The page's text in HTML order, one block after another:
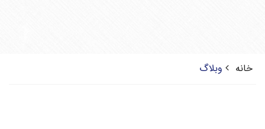
خانه وبلاگ